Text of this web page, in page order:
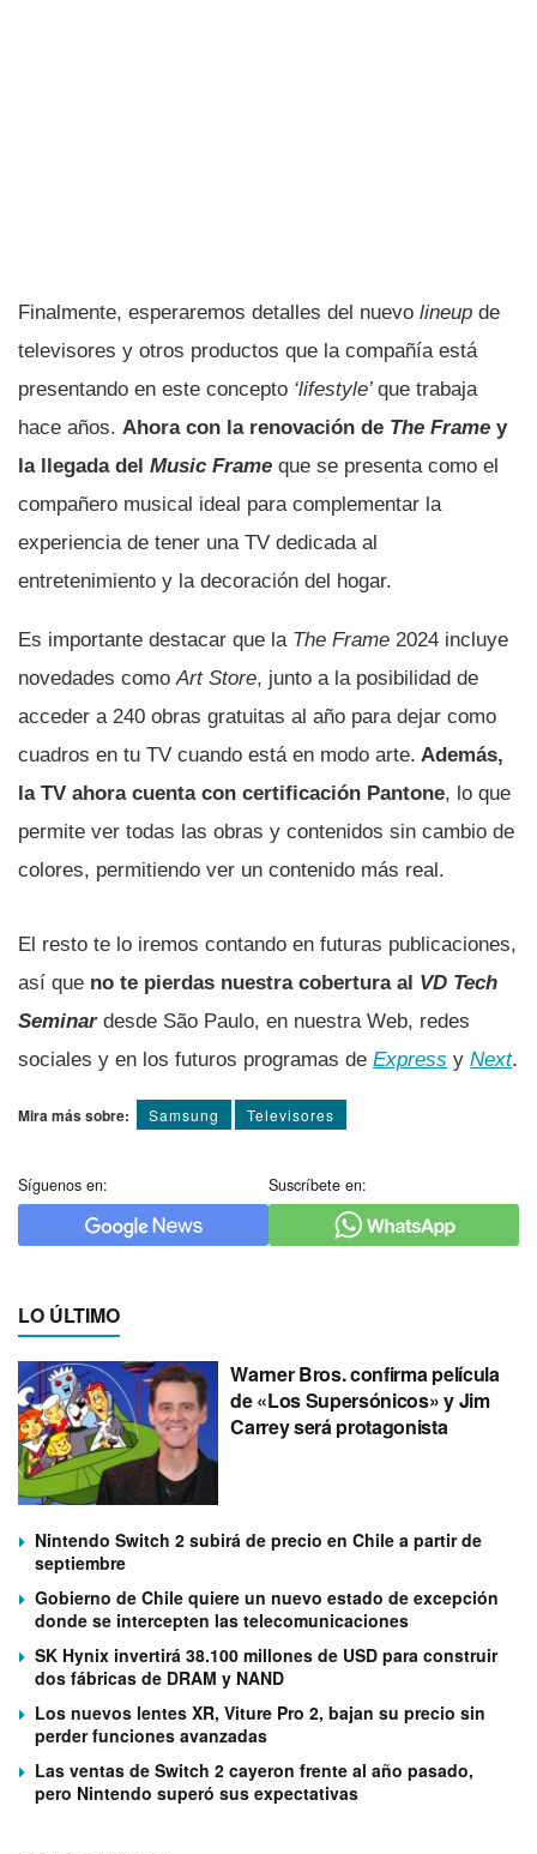
Finalmente, esperaremos detalles del nuevo lineup de
televisores y otros productos que la compañía está
presentando en este concepto ‘lifestyle’ que trabaja
hace años. Ahora con la renovación de The Frame y
la llegada del Music Frame que se presenta como el
compañero musical ideal para complementar la
experiencia de tener una TV dedicada al
entretenimiento y la decoración del hogar.
Es importante destacar que la The Frame 2024 incluye
novedades comoArt Store, junto a la posibilidad de
acceder a 240 obras gratuitas al año para dejar como
cuadros en tu TV cuando está en modo arte. Además,
la TV ahora cuenta con certificación Pantone, lo que
permite ver todas las obras y contenidos sin cambio de
colores, permitiendo ver un contenido más real.
El resto te lo iremos contando en futuras publicaciones,
así que no te pierdas nuestra cobertura al VD Tech
Seminar desde São Paulo, en nuestra Web, redes
sociales y en los futuros programas de Express y Next.
Mira más sobre: Samsung Televisores
Síguenos en: Suscríbete en:
LO ÚLTIMO
Warner Bros. confirma película
de «Los Supersónicos» y Jim
Carrey será protagonista
Nintendo Switch 2 subirá de precio en Chile a partir de
septiembre
Gobierno de Chile quiere un nuevo estado de excepción
donde se intercepten las telecomunicaciones
SK Hynix invertirá 38.100 millones de USD para construir
dos fábricas de DRAM y NAND
Los nuevos lentes XR, Viture Pro 2, bajan su precio sin
perder funciones avanzadas
Las ventas de Switch 2 cayeron frente al año pasado,
pero Nintendo superó sus expectativas